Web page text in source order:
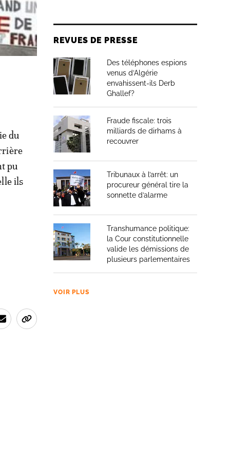
du
pu
ils
REVUES DE PRESSE
Des téléphones espions
venus d’Algérie
envahissent-ils Derb
Ghallef?
Fraude fiscale: trois
milliards de dirhams à
recouvrer
Tribunaux à l’arrêt: un
procureur général tire la
sonnette d’alarme
Transhumance politique:
la Cour constitutionnelle
valide les démissions de
plusieurs parlementaires
VOIR PLUS